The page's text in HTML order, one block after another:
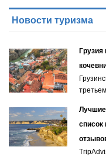
Новости туризма
список